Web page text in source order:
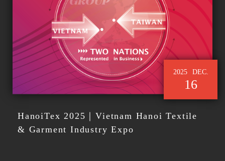
2025 DEC.
16
HanoiTex 2025｜Vietnam Hanoi Textile
& Garment Industry Expo